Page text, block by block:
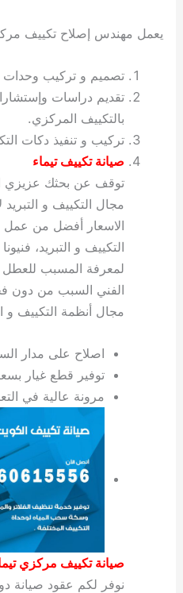
يعمل مهندس إصلاح تكييف
تصميم و تركيب
تقديم دراسات
بالتكييف المركزي.
تركيب و تنفيذ دكات
صيانة تكييف تيماء
توقف عن بحثك عزيزي
مجال التكييف و
الاسعار أفضل من
التكييف و التبريد،
لمعرفة المسبب للعطل
الفني السبب من دون
مجال أنظمة التكييف و
اصلاح على مدار
توفير قطع غيار
مرونة عالية في
صيانة تكييف مركزي
نوفر لكم عقود صيانة